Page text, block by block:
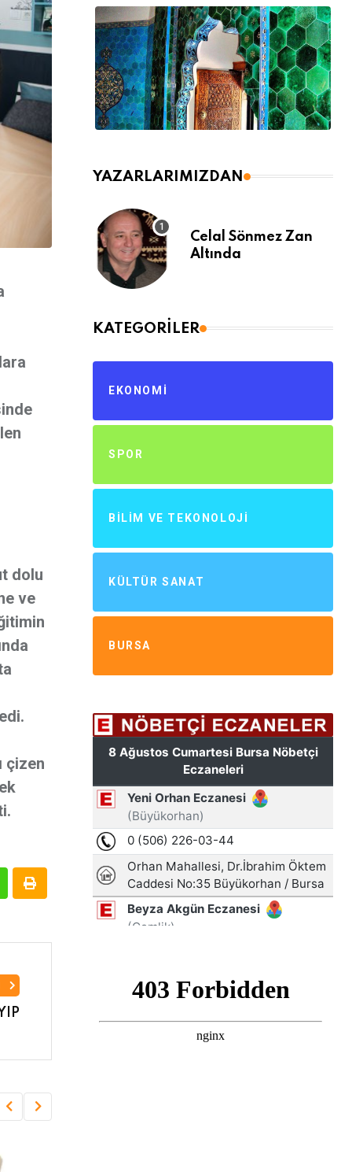
dolu
ve
çizen
YAZARLARIMIZDAN
Celal Sönmez Zan
Altında
KATEGORILER
EKONOMI
SPOR
BILIM VE TEKONOLOJI
KÜLTÜR SANAT
BURSA